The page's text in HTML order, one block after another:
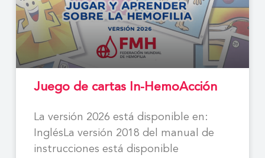
Juego de cartas In-HemoAcción
La versión 2026 está disponible en:
InglésLa versión 2018 del manual de
instrucciones está disponible